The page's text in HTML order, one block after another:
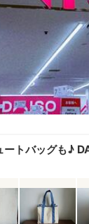
ートバッグも♪